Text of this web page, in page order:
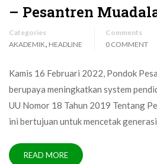
– Pesantren
Categories
AKADEMIK, HEADLINE
Comments
0 COMMENT
Kamis 16 Februari 2022, Pondok
berupaya meningkatkan system
UU Nomor 18 Tahun 2019 Tentang
ini bertujuan untuk mencetak
READ MORE